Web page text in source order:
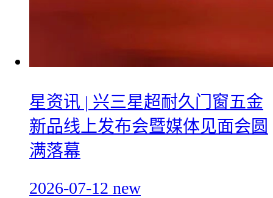
星资讯 | 兴三星超耐久门窗五金
新品线上发布会暨媒体见面会圆
满落幕
2026-07-12 new